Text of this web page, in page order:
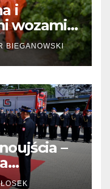
i
wozami –
BIEGANOWSKI
–